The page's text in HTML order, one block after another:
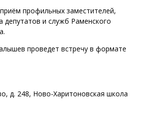
профильных заместителей,
депутатов и служб Раменского
проведет встречу в формате
д. 248, Ново-Харитоновская школа